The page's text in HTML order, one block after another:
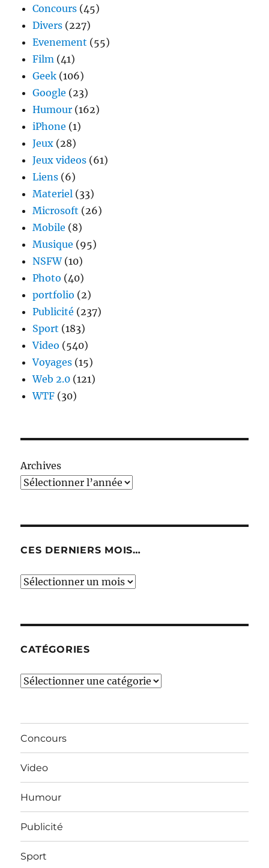
Concours (45)
Divers (227)
Evenement (55)
Film (41)
Geek (106)
Google (23)
Humour (162)
iPhone (1)
Jeux (28)
Jeux videos (61)
Liens (6)
Materiel (33)
Microsoft (26)
Mobile (8)
Musique (95)
NSFW(10)
Photo (40)
portfolio (2)
Publicité (237)
Sport (183)
Video (540)
Voyages (15)
Web 2.0 (121)
WTF (30)
Archives
CES DERNIERS MOIS…
Ces
CATÉGORIES
Catégories
Concours
Video
Humour
Publicité
Sport